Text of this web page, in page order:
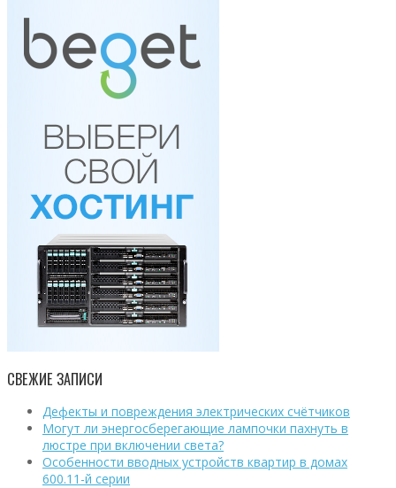
СВЕЖИЕ ЗАПИСИ
Дефекты и повреждения электрических счётчиков
Могут ли энергосберегающие лампочки пахнуть в
люстре при включении света?
Особенности вводных устройств квартир в домах
600.11-й серии